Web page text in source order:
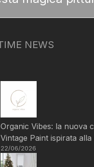
NEWS
Organic Vibes: la nuova
Vintage Paint ispirata
22/06/2026